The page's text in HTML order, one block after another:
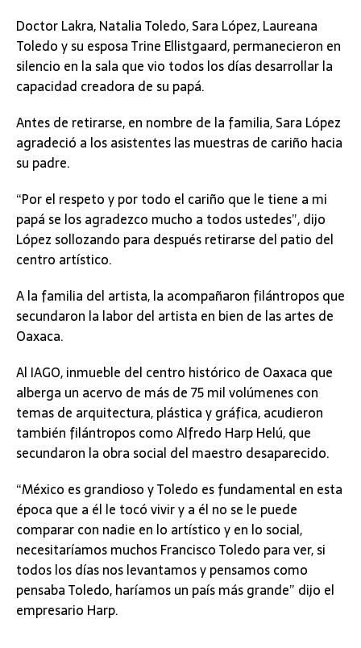
Doctor Lakra, Natalia Toledo, Sara López, Laureana
Toledo y su esposa Trine Ellistgaard, permanecieron en
silencio en la sala que vio todos los días desarrollar la
capacidad creadora de su papá.
Antes de retirarse, en nombre de la familia, Sara López
agradeció a los asistentes las muestras de cariño hacia
su padre.
“Por el respeto y por todo el cariño que le tiene a mi
papá se los agradezco mucho a todos ustedes”, dijo
López sollozando para después retirarse del patio del
centro artístico.
A la familia del artista, la acompañaron filántropos que
secundaron la labor del artista en bien de las artes de
Oaxaca.
Al IAGO, inmueble del centro histórico de Oaxaca que
alberga un acervo de más de 75 mil volúmenes con
temas de arquitectura, plástica y gráfica, acudieron
también filántropos como Alfredo Harp Helú, que
secundaron la obra social del maestro desaparecido.
“México es grandioso y Toledo es fundamental en esta
época que a él le tocó vivir y a él no se le puede
comparar con nadie en lo artístico y en lo social,
necesitaríamos muchos Francisco Toledo para ver, si
todos los días nos levantamos y pensamos como
pensaba Toledo, haríamos un país más grande” dijo el
empresario Harp.